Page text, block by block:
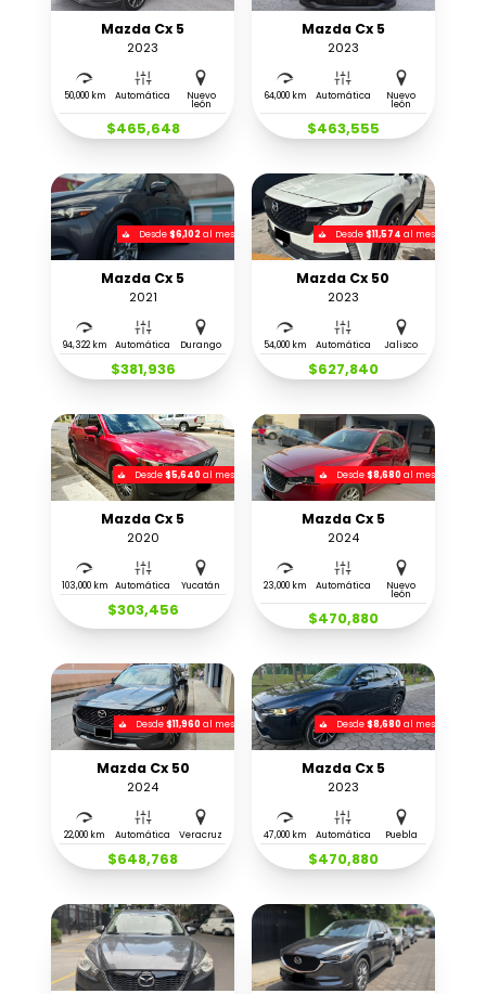
Mazda Cx 5
2023
50,000 km Automática Nuevo
león
$465,648
Mazda Cx 5
2023
64,000 km Automática Nuevo
león
$463,555
Desde$6,102al mes
Mazda Cx 5
2021
94,322 km Automática Durango
$381,936
Desde$11,574 al mes
Mazda Cx 50
2023
54,000 km Automática Jalisco
$627,840
Desde$5,640al mes
Mazda Cx 5
2020
103,000 km Automática Yucatán
$303,456
Desde$8,680al mes
Mazda Cx 5
2024
23,000 km Automática Nuevo
león
$470,880
Desde$11,960al mes
Mazda Cx 50
2024
22,000 km Automática Veracruz
$648,768
Desde$8,680al mes
Mazda Cx 5
2023
47,000 km Automática Puebla
$470,880